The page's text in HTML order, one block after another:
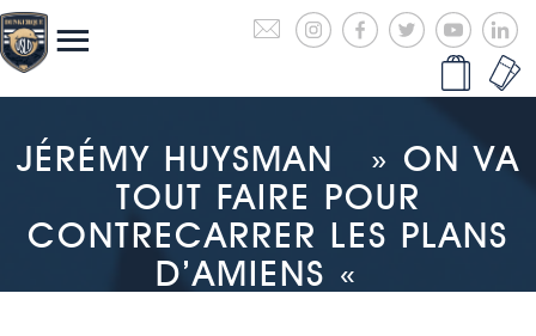
JÉRÉMY HUYSMAN » ON VA
TOUT FAIRE POUR
CONTRECARRER LES PLANS
D’AMIENS «